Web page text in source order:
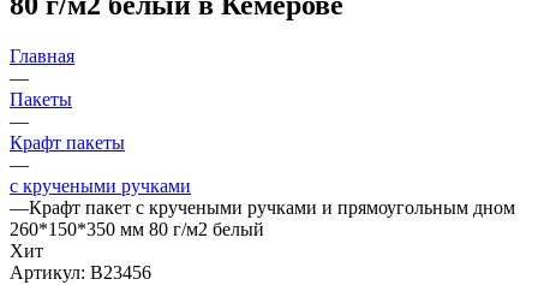
Главная
—
Пакеты
—
Крафт пакеты
—
с кручеными ручками
—Крафт пакет с кручеными ручками и прямоугольным дном
260*150*350 мм 80 г/м2 белый
Хит
Артикул: B23456